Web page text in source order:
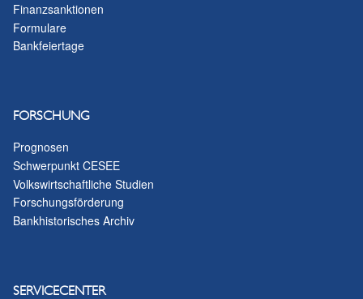
Finanzsanktionen
Formulare
Bankfeiertage
FORSCHUNG
Prognosen
Schwerpunkt CESEE
Volkswirtschaftliche Studien
Forschungsförderung
Bankhistorisches Archiv
SERVICECENTER